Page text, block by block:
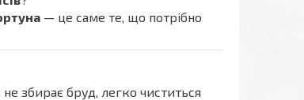
— це саме те, що потрібно
збирає бруд, легко чиститься